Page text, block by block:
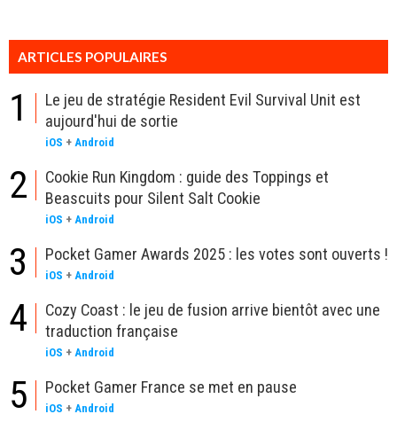
ARTICLES POPULAIRES
1
Le jeu de stratégie Resident Evil Survival Unit est
aujourd'hui de sortie
iOS + Android
2
Cookie Run Kingdom : guide des Toppings et
Beascuits pour Silent Salt Cookie
iOS + Android
3 Pocket Gamer Awards 2025 : les votes sont ouverts !
iOS + Android
4
Cozy Coast : le jeu de fusion arrive bientôt avec une
traduction française
iOS + Android
5 Pocket Gamer France se met en pause
iOS + Android